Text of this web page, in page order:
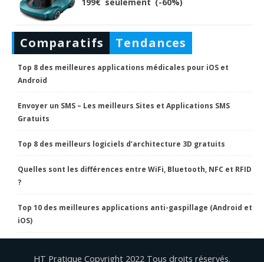
Comparatifs Tendances
Top 8 des meilleures applications médicales pour iOS et
Android
Envoyer un SMS – Les meilleurs Sites et Applications SMS
Gratuits
Top 8 des meilleurs logiciels d’architecture 3D gratuits
Quelles sont les différences entre WiFi, Bluetooth, NFC et RFID
?
Top 10 des meilleures applications anti-gaspillage (Android et
iOS)
HT Pratique Copyright 2022 Tous droits réservés.